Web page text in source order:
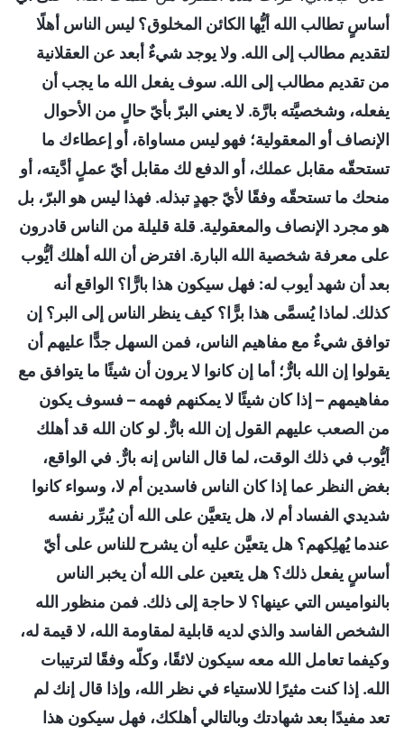
أساسٍ تطالب الله أيُّها الكائن المخلوق؟ ليس الناس أهلًا
لتقديم مطالب إلى الله. ولا يوجد شيءٌ أبعد عن العقلانية
من تقديم مطالب إلى الله. سوف يفعل الله ما يجب أن
يفعله، وشخصيَّته بارَّة. لا يعني البرّ بأيّ حالٍ من الأحوال
الإنصاف أو المعقولية؛ فهو ليس مساواة، أو إعطاءك ما
تستحقّه مقابل عملك، أو الدفع لك مقابل أيّ عملٍ أدَّيته، أو
منحك ما تستحقّه وفقًا لأيّ جهدٍ تبذله. فهذا ليس هو البرّ، بل
هو مجرد الإنصاف والمعقولية. قلة قليلة من الناس قادرون
على معرفة شخصية الله البارة. افترض أن الله أهلك أيُّوب
بعد أن شهد أيوب له: فهل سيكون هذا بارًّا؟ الواقع أنه
كذلك. لماذا يُسمَّى هذا برًّا؟ كيف ينظر الناس إلى البر؟ إن
توافق شيءٌ مع مفاهيم الناس، فمن السهل جدًّا عليهم أن
يقولوا إن الله بارٌّ؛ أما إن كانوا لا يرون أن شيئًا ما يتوافق مع
مفاهيمهم – إذا كان شيئًا لا يمكنهم فهمه – فسوف يكون
من الصعب عليهم القول إن الله بارٌّ. لو كان الله قد أهلك
أيُّوب في ذلك الوقت، لما قال الناس إنه بارٌّ. في الواقع،
بغض النظر عما إذا كان الناس فاسدين أم لا، وسواء كانوا
شديدي الفساد أم لا، هل يتعيَّن على الله أن يُبرِّر نفسه
عندما يُهلِكهم؟ هل يتعيَّن عليه أن يشرح للناس على أيّ
أساسٍ يفعل ذلك؟ هل يتعين على الله أن يخبر الناس
بالنواميس التي عينها؟ لا حاجة إلى ذلك. فمن منظور الله
الشخص الفاسد والذي لديه قابلية لمقاومة الله، لا قيمة له،
وكيفما تعامل الله معه سيكون لائقًا، وكلّه وفقًا لترتيبات
الله. إذا كنت مثيرًا للاستياء في نظر الله، وإذا قال إنك لم
تعد مفيدًا بعد شهادتك وبالتالي أهلكك، فهل سيكون هذا